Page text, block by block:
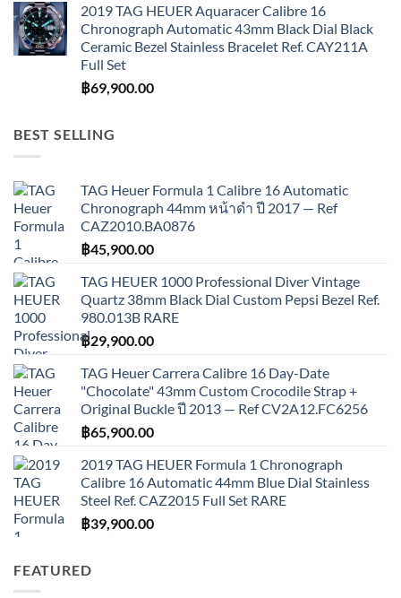
2019 TAG HEUER Aquaracer Calibre 16
Chronograph Automatic 43mm Black Dial Black
Ceramic Bezel Stainless Bracelet Ref. CAY211A
Full Set
฿69,900.00
BEST SELLING
TAG Heuer Formula 1 Calibre 16 Automatic
Chronograph 44mm หน้าดำ ปี 2017 — Ref
CAZ2010.BA0876
฿45,900.00
TAG HEUER 1000 Professional Diver Vintage
Quartz 38mm Black Dial Custom Pepsi Bezel Ref.
980.013B RARE
฿29,900.00
TAG Heuer Carrera Calibre 16 Day-Date
"Chocolate" 43mm Custom Crocodile Strap +
Original Buckle ปี 2013 — Ref CV2A12.FC6256
฿65,900.00
2019 TAG HEUER Formula 1 Chronograph
Calibre 16 Automatic 44mm Blue Dial Stainless
Steel Ref. CAZ2015 Full Set RARE
฿39,900.00
FEATURED